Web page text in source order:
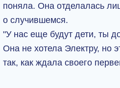
поняла. Она отделалась
о случившемся.
"У нас еще будут дети, ты
Она не хотела Электру, но
так, как ждала своего